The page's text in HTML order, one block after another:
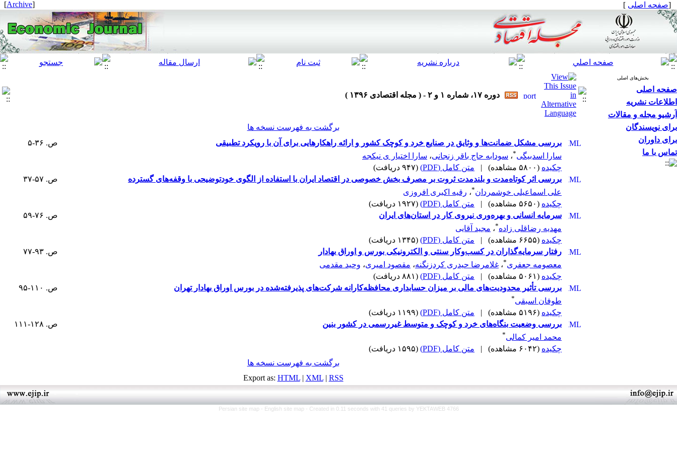
[صفحه اصلی ]
[
Archive
]
بخش‌های اصلی
صفحه اصلی
اطلاعات نشریه
آرشیو مجله و مقالات
برای نویسندگان
برای داوران
تماس با ما
دوره ۱۷، شماره ۱ و ۲ - ( مجله اقتصادی ۱۳۹۶ )
برگشت به فهرست نسخه ها
بررسی مشکل ضمانت‌ها و وثایق در صنایع خرد و کوچک کشور و ارائه راهکارهایی برای آن با رویکرد تطبیقی
ص. ۳۶-۵
سارا اسدبیگی*، سودابه حاج باقر زنجانی، سارا اختیار ی نیکجه
چکیده (۵۸۰۰ مشاهده) | متن کامل (PDF)
(۹۴۷ دریافت)
بررسی اثر کوتاه‌مدت و بلندمدت ثروت بر مصرف بخش خصوصی در اقتصاد ایران با استفاده از الگوی خودتوضیحی با وقفه‌های گسترده
ص. ۵۷-۳۷
علی اسماعیلی خوشمردان*، رقیه اکبری افروزی
چکیده (۵۶۵۰ مشاهده) | متن کامل (PDF)
(۱۹۲۷ دریافت)
سرمایه انسانی و بهره‌وری نیروی کار در استان‌های ایران
ص. ۷۶-۵۹
مهدیه رضاقلی زاده*، مجید آقایی
چکیده (۶۶۵۵ مشاهده) | متن کامل (PDF)
(۱۳۴۵ دریافت)
رفتار سرمایه‌گذاران در کسب‌وکار سنتی و الکترونیکی بورس و اوراق بهادار
ص. ۹۳-۷۷
معصومه جعفری*، غلامرضا حیدری کردزنگنه، مقصود امیری، وحید مقدمی
چکیده (۵۰۶۱ مشاهده) | متن کامل (PDF)
(۸۸۱ دریافت)
بررسی تأثیر محدودیت‌های مالی بر میزان حسابداری محافظه‌کارانه شرکت‌های پذیرفته‌شده در بورس اوراق بهادار تهران
ص. ۱۱۰-۹۵
طوفان اسبقی*
چکیده (۵۱۹۶ مشاهده) | متن کامل (PDF)
(۱۱۹۹ دریافت)
بررسی وضعیت بنگاه‌های خرد و کوچک و متوسط غیررسمی در کشور بنین
ص. ۱۲۸-۱۱۱
محمد امیر کمالی*
چکیده (۶۰۴۲ مشاهده) | متن کامل (PDF)
(۱۵۹۵ دریافت)
برگشت به فهرست نسخه ها
Export as: HTML| XML| RSS
Persian site map - English site map - Created in 0.11 seconds with 41 queries by YEKTAWEB 4766